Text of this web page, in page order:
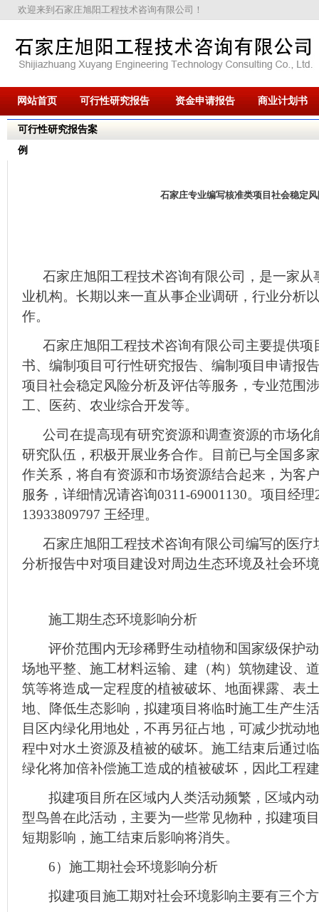
欢迎来到石家庄旭阳工程技术咨询有限公司！
网站首页 可行性研究报告 资金申请报告 商业计划书
可行性研究报告案
例
石家庄专业编写核准类项目社会稳定
石家庄旭阳工程技术咨询有限公司，是一家
业机构。长期以来一直从事企业调研，行业分析
作。
石家庄旭阳工程技术咨询有限公司主要提供
书、编制项目可行性研究报告、编制项目申请报
项目社会稳定风险分析及评估等服务，专业范围
工、医药、农业综合开发等。
公司在提高现有研究资源和调查资源的市场
研究队伍，积极开展业务合作。目前已与全国多
作关系，将自有资源和市场资源结合起来，为客
服务，详细情况请咨询0311-69001130。项目经
13933809797 王经理。
石家庄旭阳工程技术咨询有限公司编写的医
分析报告中对项目建设对周边生态环境及社会环
施工期生态环境影响分析
评价范围内无珍稀野生动植物和国家级保护
场地平整、施工材料运输、建（构）筑物建设、
筑等将造成一定程度的植被破坏、地面裸露、表
地、降低生态影响，拟建项目将临时施工生产生
目区内绿化用地处，不再另征占地，可减少扰动
程中对水土资源及植被的破坏。施工结束后通过
绿化将加倍补偿施工造成的植被破坏，因此工程
拟建项目所在区域内人类活动频繁，区域内
型鸟兽在此活动，主要为一些常见物种，拟建项
短期影响，施工结束后影响将消失。
6）施工期社会环境影响分析
拟建项目施工期对社会环境影响主要有三个